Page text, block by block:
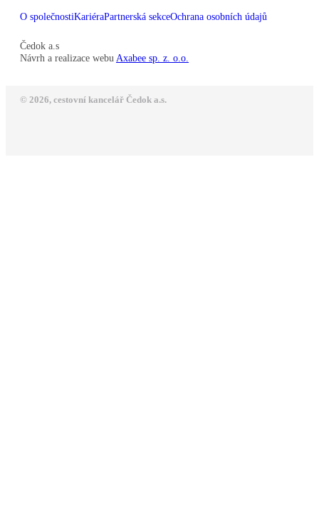
O společnostiKariéraPartnerská sekceOchrana osobních údajů
Čedok a.s
Návrh a realizace webu Axabee sp. z. o.o.
© 2026, cestovní kancelář Čedok a.s.